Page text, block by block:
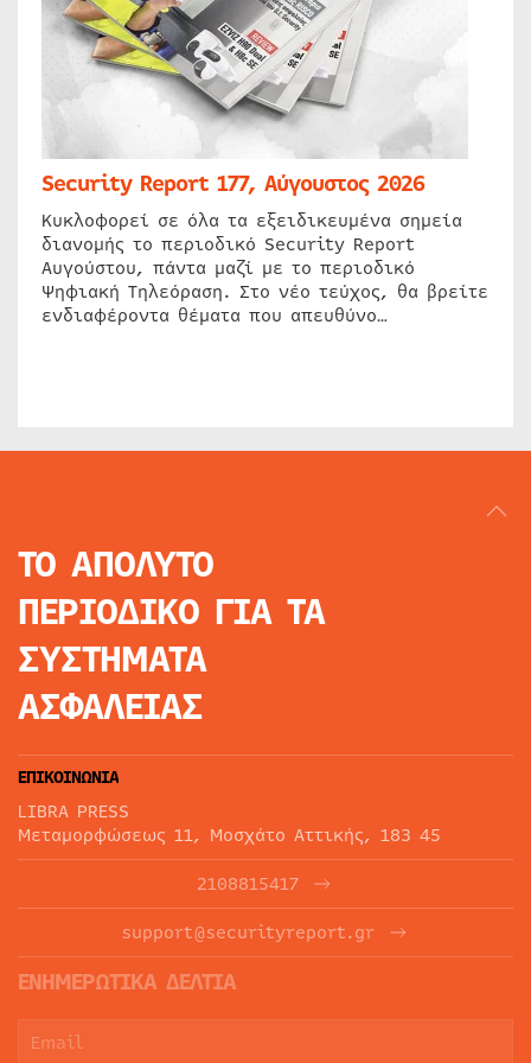
Security Report 177, Αύγουστος 2026
Κυκλοφορεί σε όλα τα εξειδικευμένα σημεία
διανομής το περιοδικό Security Report
Αυγούστου, πάντα μαζί με το περιοδικό
Ψηφιακή Τηλεόραση. Στο νέο τεύχος, θα βρείτε
ενδιαφέροντα θέματα που απευθύνο…
ΤΟ ΑΠΟΛΥΤΟ
ΠΕΡΙΟΔΙΚΟ ΓΙΑ ΤΑ
ΣΥΣΤΗΜΑΤΑ
ΑΣΦΑΛΕΙΑΣ
ΕΠΙΚΟΙΝΩΝΙΑ
LIBRA PRESS
Μεταμορφώσεως 11, Μοσχάτο Αττικής, 183 45
2108815417
support@securityreport.gr
ΕΝΗΜΕΡΩΤΙΚΑ ΔΕΛΤΙΑ